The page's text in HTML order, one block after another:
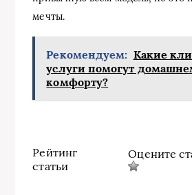
мечты.
Рекомендуем: Какие
услуги помогут
комфорту?
Рейтинг
статьи
Оцените